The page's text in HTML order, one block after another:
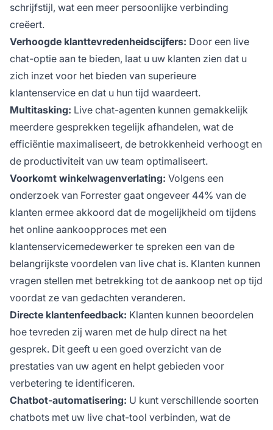
schrijfstijl, wat een meer persoonlijke verbinding
creëert.
Verhoogde klanttevredenheidscijfers: Door een live
chat-optie aan te bieden, laat u uw klanten zien dat u
zich inzet voor het bieden van superieure
klantenservice en dat u hun tijd waardeert.
Multitasking: Live chat-agenten kunnen gemakkelijk
meerdere gesprekken tegelijk afhandelen, wat de
efficiëntie maximaliseert, de betrokkenheid verhoogt en
de productiviteit van uw team optimaliseert.
Voorkomt winkelwagenverlating: Volgens een
onderzoek van Forrester gaat ongeveer 44% van de
klanten ermee akkoord dat de mogelijkheid om tijdens
het online aankoopproces met een
klantenservicemedewerker te spreken een van de
belangrijkste voordelen van live chat is. Klanten kunnen
vragen stellen met betrekking tot de aankoop net op tijd
voordat ze van gedachten veranderen.
Directe klantenfeedback: Klanten kunnen beoordelen
hoe tevreden zij waren met de hulp direct na het
gesprek. Dit geeft u een goed overzicht van de
prestaties van uw agent en helpt gebieden voor
verbetering te identificeren.
Chatbot-automatisering: U kunt verschillende soorten
chatbots met uw live chat-tool verbinden, wat de